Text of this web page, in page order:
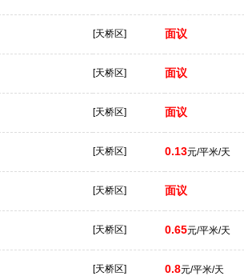
[天桥区] 面议
[天桥区] 面议
[天桥区] 面议
[天桥区] 0.13元/平米/天
[天桥区] 面议
[天桥区] 0.65元/平米/天
[天桥区] 0.8元/平米/天